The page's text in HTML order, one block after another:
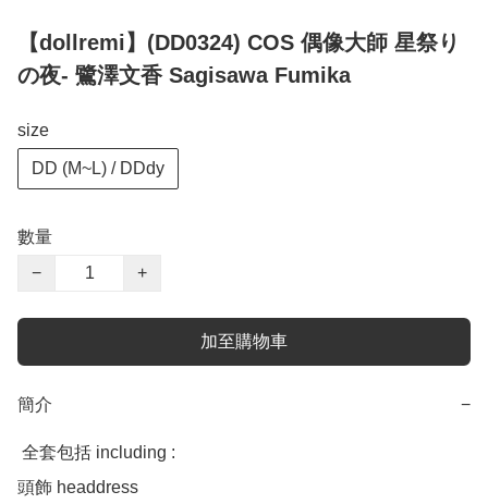
【dollremi】(DD0324) COS 偶像大師 星祭り
の夜- 鷺澤文香 Sagisawa Fumika
size
DD (M~L) / DDdy
數量
−
+
加至購物車
簡介 −
頭飾 headdress